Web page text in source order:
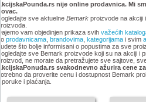
nije online prodavnica. Mi
sve aktuelne Bemarkproizvode na akciji
vam objedinjen prikaza svih važećih
prodavnicama, brandovima, kategorijamai svim
što bolje informisani o popustima za sve
sve Bemark proizvode koji su na akciji i
ne morate da pretražujete sve sajtove,
svakodnevno ažurira cene
da proverite cenu i dostupnost Bemark
i plaćanja.